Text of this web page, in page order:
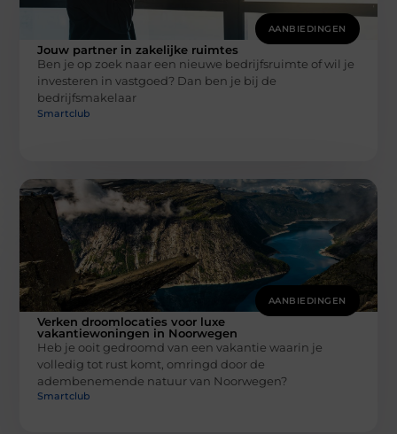
AANBIEDINGEN
Jouw partner in zakelijke ruimtes
Ben je op zoek naar een nieuwe bedrijfsruimte of wil je
investeren in vastgoed? Dan ben je bij de
bedrijfsmakelaar
Smartclub
AANBIEDINGEN
Verken droomlocaties voor luxe
vakantiewoningen in Noorwegen
Heb je ooit gedroomd van een vakantie waarin je
volledig tot rust komt, omringd door de
adembenemende natuur van Noorwegen?
Smartclub